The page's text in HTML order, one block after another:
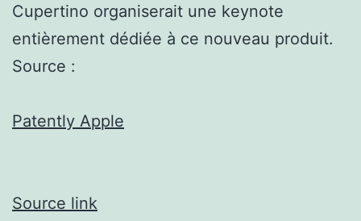
Cupertino organiserait une keynote
entièrement dédiée à ce nouveau produit.
Source :
Patently Apple
Source link